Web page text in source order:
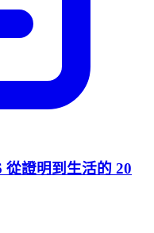
從證明到生活的 20